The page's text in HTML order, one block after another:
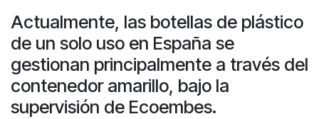
Actualmente, las botellas de plástico
de un solo uso en España se
gestionan principalmente a través del
contenedor amarillo, bajo la
supervisión de Ecoembes.